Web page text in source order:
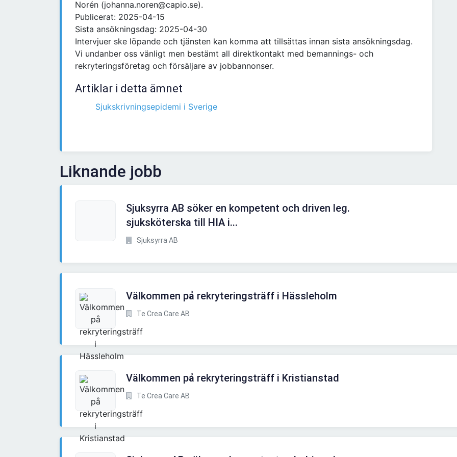
Norén (johanna.noren@capio.se).
Publicerat: 2025-04-15
Sista ansökningsdag: 2025-04-30
Intervjuer ske löpande och tjänsten kan komma att tillsättas innan sista ansökningsdag.
Vi undanber oss vänligt men bestämt all direktkontakt med bemannings- och
rekryteringsföretag och försäljare av jobbannonser.
Artiklar i detta ämnet
Sjukskrivningsepidemi i Sverige
Liknande jobb
Sjuksyrra AB söker en kompetent och driven leg.
sjuksköterska till HIA i...
Sjuksyrra AB
Välkommen på rekryteringsträff i Hässleholm
Te Crea Care AB
Välkommen på rekryteringsträff i Kristianstad
Te Crea Care AB